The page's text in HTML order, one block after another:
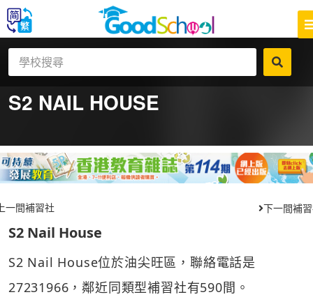
S2 NAIL HOUSE
一間補習社 下一間補
S2 Nail House
S2 Nail House位於油尖旺區，聯絡電話是
27231966，鄰近同類型補習社有590間。